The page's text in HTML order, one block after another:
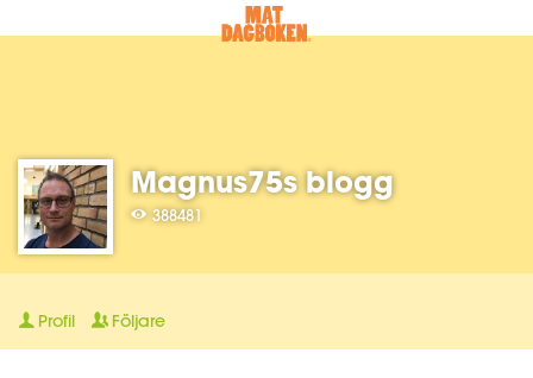
Magnus75s blogg
388481
Profil Följare